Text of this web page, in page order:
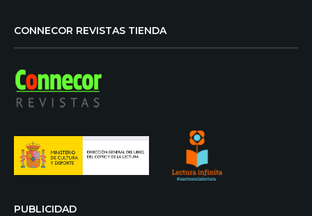
CONNECOR REVISTAS TIENDA
PUBLICIDAD